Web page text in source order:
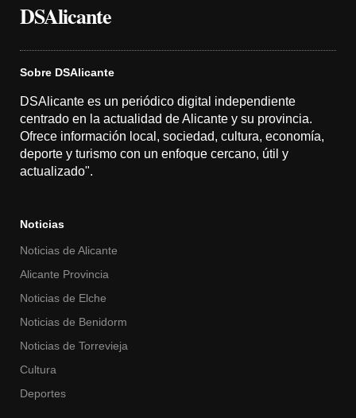
DSAlicante
Sobre DSAlicante
DSAlicante es un periódico digital independiente
centrado en la actualidad de Alicante y su provincia.
Ofrece información local, sociedad, cultura, economía,
deporte y turismo con un enfoque cercano, útil y
actualizado".
Noticias
Noticias de Alicante
Alicante Provincia
Noticias de Elche
Noticias de Benidorm
Noticias de Torrevieja
Cultura
Deportes